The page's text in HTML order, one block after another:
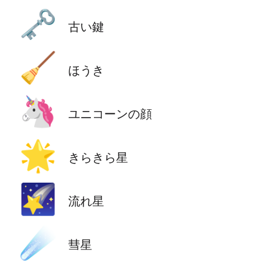
🗝️ 古い鍵
🧹 ほうき
🦄 ユニコーンの顔
🌟 きらきら星
🌠 流れ星
☄️ 彗星